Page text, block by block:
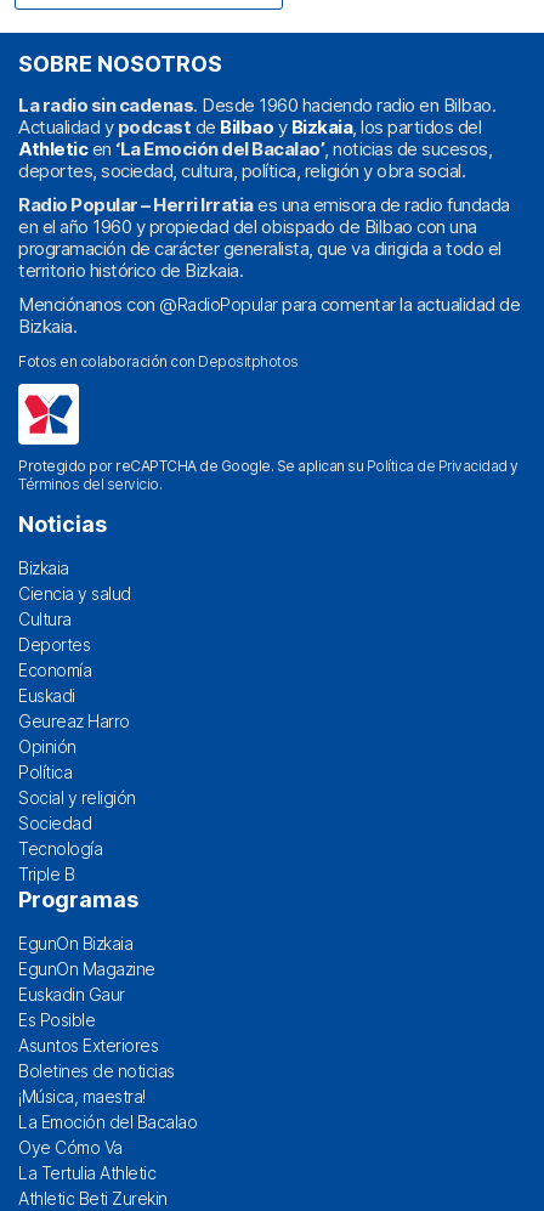
SOBRE NOSOTROS
La radio sin cadenas. Desde 1960 haciendo radio en Bilbao.
Actualidad y podcast de Bilbao y Bizkaia, los partidos del
Athleticen ‘La Emoción del Bacalao’, noticias de sucesos,
deportes, sociedad, cultura, política, religión y obra social.
Radio Popular – Herri Irratiaes una emisora de radio fundada
en el año 1960 y propiedad del obispado de Bilbao con una
programación de carácter generalista, que va dirigida a todo el
territorio histórico de Bizkaia.
Menciónanos con @RadioPopularpara comentar la actualidad de
Bizkaia.
Fotos en colaboración con Depositphotos
Protegido por reCAPTCHA de Google. Se aplican su Política de Privacidad y
Términos del servicio.
Noticias
Bizkaia
Ciencia y salud
Cultura
Deportes
Economía
Euskadi
Geureaz Harro
Opinión
Política
Social y religión
Sociedad
Tecnología
Triple B
Programas
EgunOn Bizkaia
EgunOn Magazine
Euskadin Gaur
Es Posible
Asuntos Exteriores
Boletines de noticias
¡Música, maestra!
La Emoción del Bacalao
Oye Cómo Va
La Tertulia Athletic
Athletic Beti Zurekin